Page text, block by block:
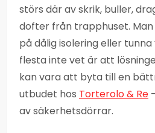
störs där av skrik, buller,
dofter från trapphuset.
på dålig isolering eller tunna
flesta inte vet är att
kan vara att byta till en
utbudet hos Torterolo & Re
av säkerhetsdörrar.